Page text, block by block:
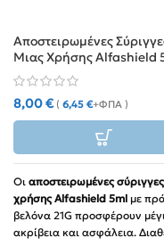
Αποστειρωμένες
Μιας Χρήσης Alfashield
με Βελόνα 21G (100 τμχ)
8,00€ ( 6,45 €+ΦΠΑ )
Οι αποστειρωμένες
χρήσης Alfashield 5ml με
βελόνα 21G προσφέρουν
ακρίβεια και ασφάλεια.